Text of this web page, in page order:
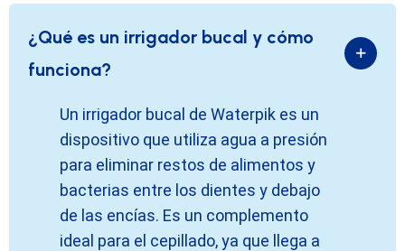
¿Qué es un irrigador bucal y cómo
funciona?
Un irrigador bucal de Waterpik es un
dispositivo que utiliza agua a presión
para eliminar restos de alimentos y
bacterias entre los dientes y debajo
de las encías. Es un complemento
ideal para el cepillado, ya que llega a